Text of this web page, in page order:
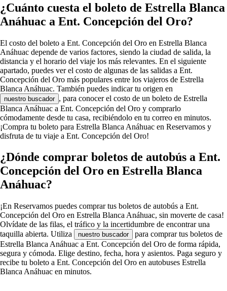
¿Cuánto cuesta el boleto de Estrella Blanca
Anáhuac a Ent. Concepción del Oro?
El costo del boleto a Ent. Concepción del Oro en Estrella Blanca
Anáhuac depende de varios factores, siendo la ciudad de salida, la
distancia y el horario del viaje los más relevantes. En el siguiente
apartado, puedes ver el costo de algunas de las salidas a Ent.
Concepción del Oro más populares entre los viajeros de Estrella
Blanca Anáhuac. También puedes indicar tu origen en
nuestro buscador , para conocer el costo de un boleto de Estrella
Blanca Anáhuac a Ent. Concepción del Oro y comprarlo
cómodamente desde tu casa, recibiéndolo en tu correo en minutos.
¡Compra tu boleto para Estrella Blanca Anáhuac en Reservamos y
disfruta de tu viaje a Ent. Concepción del Oro!
¿Dónde comprar boletos de autobús a Ent.
Concepción del Oro en Estrella Blanca
Anáhuac?
¡En Reservamos puedes comprar tus boletos de autobús a Ent.
Concepción del Oro en Estrella Blanca Anáhuac, sin moverte de casa!
Olvídate de las filas, el tráfico y la incertidumbre de encontrar una
taquilla abierta. Utiliza
nuestro buscador
para comprar tus boletos de
Estrella Blanca Anáhuac a Ent. Concepción del Oro de forma rápida,
segura y cómoda. Elige destino, fecha, hora y asientos. Paga seguro y
recibe tu boleto a Ent. Concepción del Oro en autobuses Estrella
Blanca Anáhuac en minutos.